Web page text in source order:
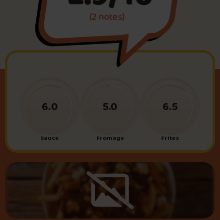
Foire aux questions
Me connecter
(2 notes)
Sauce
6.0
Fromage
5.0
Frites
6.5